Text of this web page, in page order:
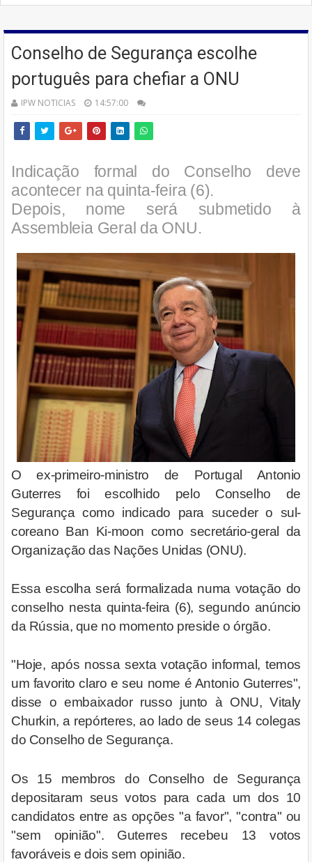
Conselho de Segurança escolhe
português para chefiar a ONU
IPW NOTICIAS 14:57:00
Indicação formal do Conselho deve
acontecer na quinta-feira (6).
Depois, nome será submetido à
Assembleia Geral da ONU.
O ex-primeiro-ministro de Portugal Antonio
Guterres foi escolhido pelo Conselho de
Segurança como indicado para suceder o sul-
coreano Ban Ki-moon como secretário-geral da
Organização das Nações Unidas (ONU).
Essa escolha será formalizada numa votação do
conselho nesta quinta-feira (6), segundo anúncio
da Rússia, que no momento preside o órgão.
"Hoje, após nossa sexta votação informal, temos
um favorito claro e seu nome é Antonio Guterres",
disse o embaixador russo junto à ONU, Vitaly
Churkin, a repórteres, ao lado de seus 14 colegas
do Conselho de Segurança.
Os 15 membros do Conselho de Segurança
depositaram seus votos para cada um dos 10
candidatos entre as opções "a favor", "contra" ou
"sem opinião". Guterres recebeu 13 votos
favoráveis e dois sem opinião.